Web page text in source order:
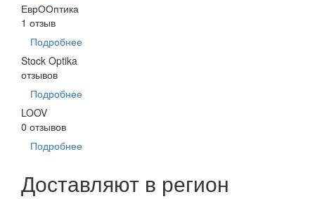
ЕврООптика
1 отзыв
Подробнее
Stock Optika
отзывов
Подробнее
LOOV
0 отзывов
Подробнее
Доставляют в регион